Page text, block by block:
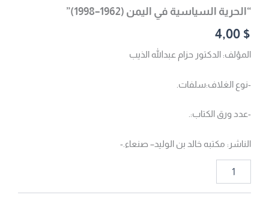
“الحرية السياسية في اليمن (1962–1998)”
4,00 $
المؤلف: الدكتور حزام عبدالله الذيب
-نوع الغلاف:سلفات.
-عدد ورق الكتاب:.
الناشر: مكتبه خالد بن الوليد– صنعاء.-